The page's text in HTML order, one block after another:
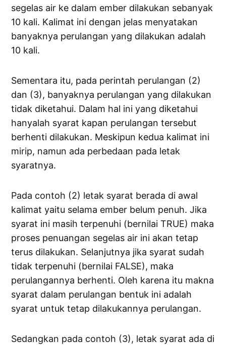
segelas air ke dalam ember dilakukan sebanyak
10 kali. Kalimat ini dengan jelas menyatakan
banyaknya perulangan yang dilakukan adalah
10 kali.
Sementara itu, pada perintah perulangan (2)
dan (3), banyaknya perulangan yang dilakukan
tidak diketahui. Dalam hal ini yang diketahui
hanyalah syarat kapan perulangan tersebut
berhenti dilakukan. Meskipun kedua kalimat ini
mirip, namun ada perbedaan pada letak
syaratnya.
Pada contoh (2) letak syarat berada di awal
kalimat yaitu selama ember belum penuh. Jika
syarat ini masih terpenuhi (bernilai TRUE) maka
proses penuangan segelas air ini akan tetap
terus dilakukan. Selanjutnya jika syarat sudah
tidak terpenuhi (bernilai FALSE), maka
perulangannya berhenti. Oleh karena itu makna
syarat dalam perulangan bentuk ini adalah
syarat untuk tetap dilakukannya perulangan.
Sedangkan pada contoh (3), letak syarat ada di